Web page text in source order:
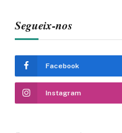
Segueix-nos
Facebook
Instagram